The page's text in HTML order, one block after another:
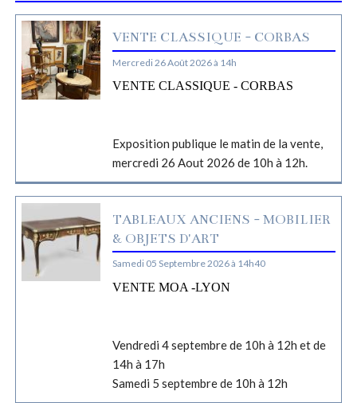
VENTE CLASSIQUE - CORBAS
Mercredi 26 Août 2026 à 14h
VENTE CLASSIQUE - CORBAS
Exposition publique le matin de la vente,
mercredi 26 Aout 2026 de 10h à 12h.
TABLEAUX ANCIENS - MOBILIER
& OBJETS D'ART
Samedi 05 Septembre 2026 à 14h40
VENTE MOA -LYON
Vendredi 4 septembre de 10h à 12h et de
14h à 17h
Samedi 5 septembre de 10h à 12h